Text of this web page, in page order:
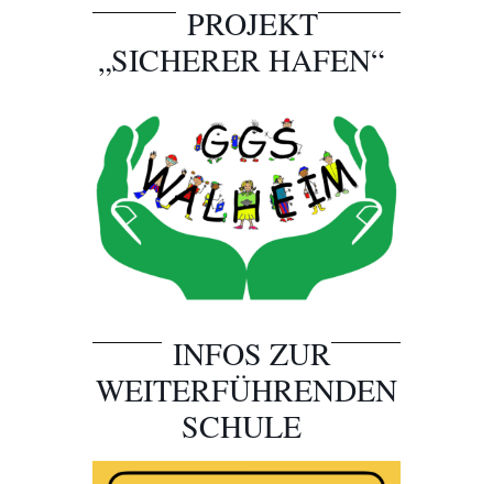
PROJEKT
„SICHERER HAFEN“
INFOS ZUR
WEITERFÜHRENDEN
SCHULE